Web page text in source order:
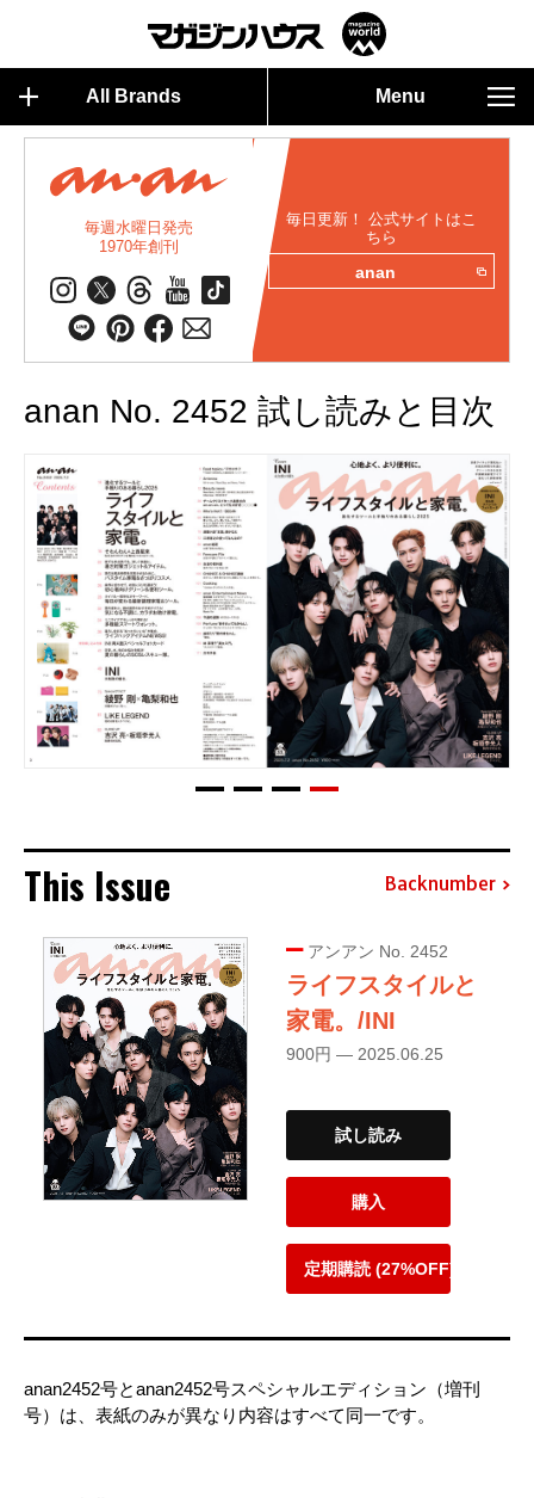
All Brands Menu
毎週水曜日発売
1970年創刊
毎日更新！ 公式サイトはこ
ちら
anan
anan No. 2452 試し読みと目次
This Issue Backnumber
アンアン No. 2452
ライフスタイルと
家電。/INI
900円 — 2025.06.25
試し読み
購入
定期購読 (27%OFF)
anan2452号とanan2452号スペシャルエディション（増刊
号）は、表紙のみが異なり内容はすべて同一です。